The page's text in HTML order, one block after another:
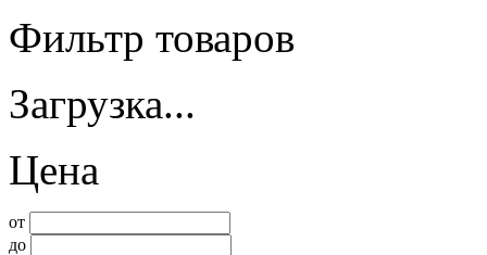
Фильтр товаров
Загрузка...
Цена
от
до